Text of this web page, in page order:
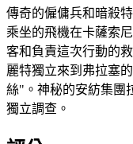
傳奇的僱傭兵和暗殺
乘坐的飛機在卡薩索
客和負責這次行動的
麗特獨立來到弗拉塞
絲"。神秘的安紡集團
獨立調查。